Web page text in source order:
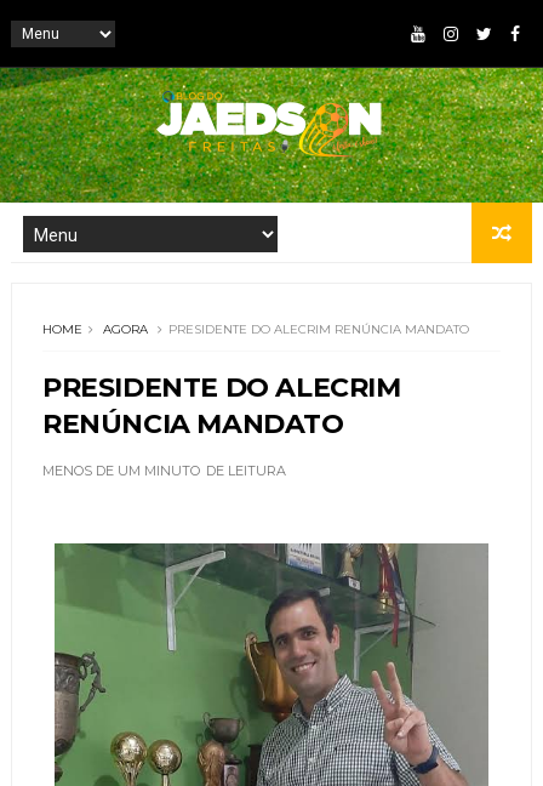
HOME AGORA PRESIDENTE DO ALECRIM RENÚNCIA MANDATO
PRESIDENTE DO ALECRIM
RENÚNCIA MANDATO
MENOS DE UM MINUTO DE LEITURA